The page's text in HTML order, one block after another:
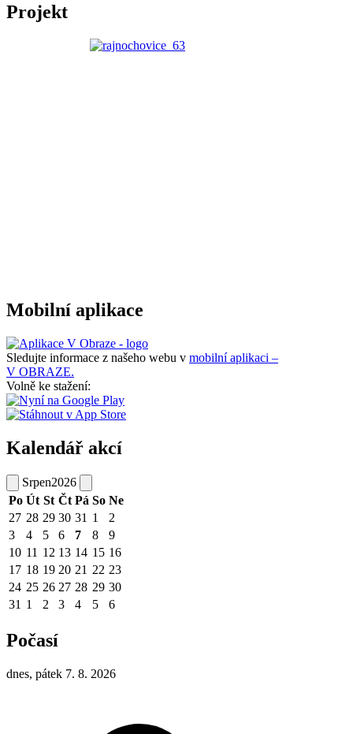
Projekt
Mobilní aplikace
Sledujte informace z našeho webu v mobilní aplikaci –
V OBRAZE.
Volně ke stažení:
Kalendář akcí
Srpen2026
Po Út St Čt Pá So Ne
27 28 29 30 31 1
2
3
4 5 6 7 8
9
10 11 12 13 14 15 16
17 18 19 20 21 22 23
24 25 26 27 28 29 30
31 1 2 3 4 5 6
Počasí
dnes, pátek 7. 8. 2026